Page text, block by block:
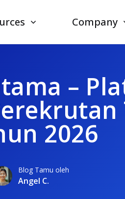
Company
–
2026
Blog Tamu oleh
Angel C.